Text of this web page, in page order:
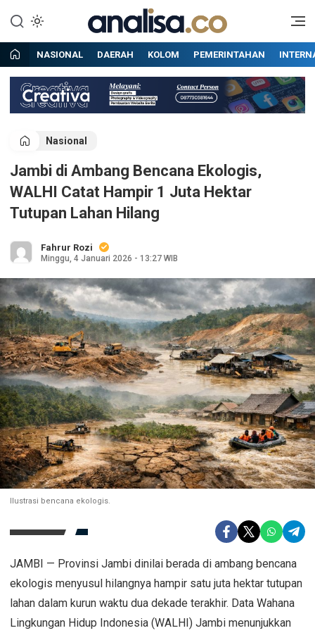
konten
Analisa
Situs berita online terpercaya
NASIONAL DAERAH KOLOM PEMERINTAHAN
Nasional
Jambi di Ambang Bencana Ekologis,
WALHI Catat Hampir 1 Juta Hektar
Tutupan Lahan Hilang
Fahrur Rozi
Minggu, 4 Januari 2026 - 13:27 WIB
Ilustrasi bencana ekologis.
JAMBI — Provinsi Jambi dinilai berada di ambang bencana
ekologis menyusul hilangnya hampir satu juta hektar tutupan
lahan dalam kurun waktu dua dekade terakhir. Data Wahana
Lingkungan Hidup Indonesia (WALHI) Jambi menunjukkan